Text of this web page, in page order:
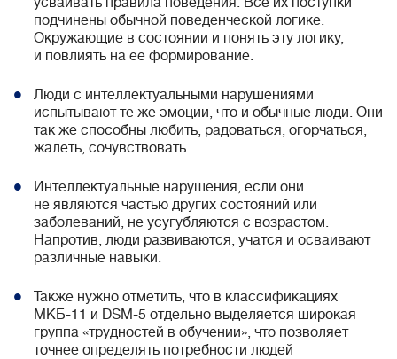
подчинены обычной поведенческой логике.
Окружающие в состоянии и понять эту логику,
и повлиять на ее формирование.
Люди с интеллектуальными нарушениями
испытывают те же эмоции, что и обычные люди. Они
так же способны любить, радоваться, огорчаться,
жалеть, сочувствовать.
Интеллектуальные нарушения, если они
не являются частью других состояний или
заболеваний, не усугубляются с возрастом.
Напротив, люди развиваются, учатся и осваивают
различные навыки.
Также нужно отметить, что в классификациях
МКБ-11 и DSM-5 отдельно выделяется широкая
группа «трудностей в обучении», что позволяет
точнее определять потребности людей